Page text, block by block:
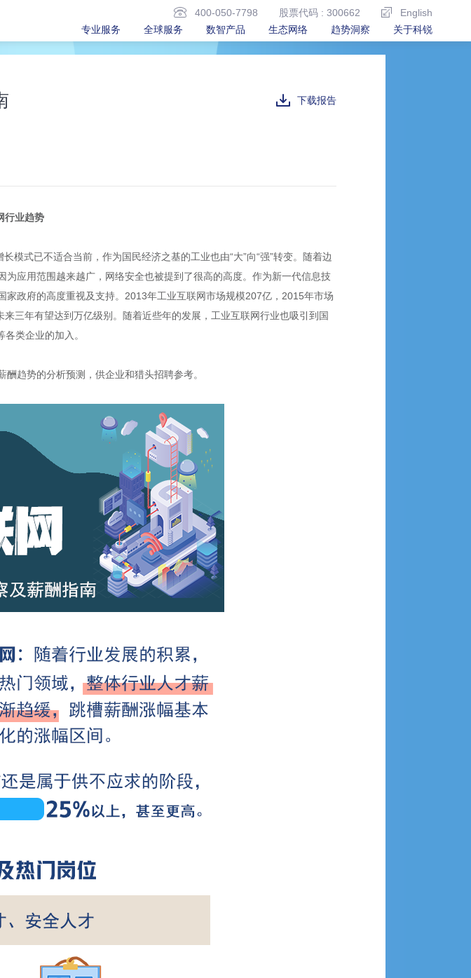
400-050-7798 股票代码 : 300662
English
专业服务
全球服务 数智产品 生态网络 趋势洞察 关于科锐
下载报告
行业趋势
模式已不适合当前，作为国民经济之基的工业也由“大”向“强”转变。随着边
应用范围越来越广，网络安全也被提到了很高的高度。作为新一代信息技
政府的高度重视及支持。2013年工业互联网市场规模207亿，2015年市场
三年有望达到万亿级别。随着近些年的发展，工业互联网行业也吸引到国
类企业的加入。
趋势的分析预测，供企业和猎头招聘参考。